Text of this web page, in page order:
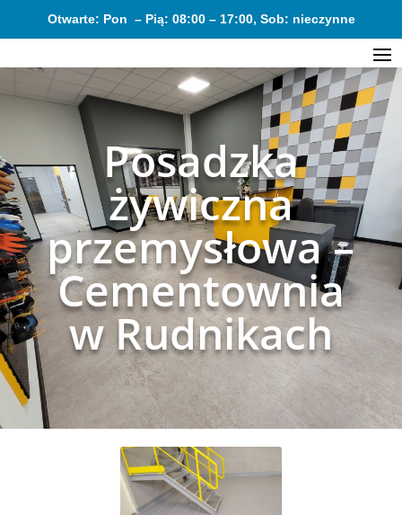
Otwarte: Pon – Pią: 08:00 – 17:00, Sob: nieczynne
Posadzka
żywiczna
przemysłowa –
Cementownia
w Rudnikach